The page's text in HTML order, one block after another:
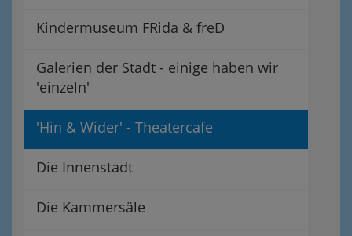
Kindermuseum FRida & freD
Galerien der Stadt - einige haben wir
'einzeln'
'Hin & Wider' - Theatercafe
Die Innenstadt
Die Kammersäle